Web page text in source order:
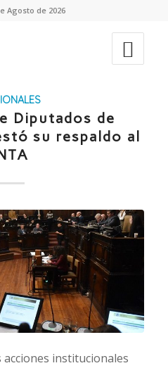
Agosto de 2026
Diputados de
su respaldo al
institucionales